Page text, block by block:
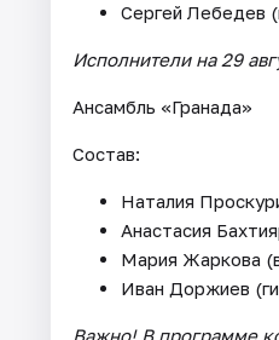
Сергей Лебедев
Исполнители на 29
Ансамбль «Гранада»
Состав:
Наталия
Анастасия
Мария Жаркова
Иван Доржиев